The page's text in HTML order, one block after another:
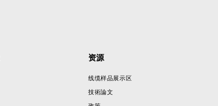
资源
线缆样品展示区
技術論文